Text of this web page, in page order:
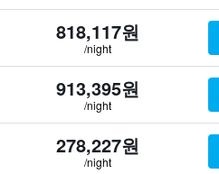
818,117원
/night
913,395원
/night
278,227원
/night